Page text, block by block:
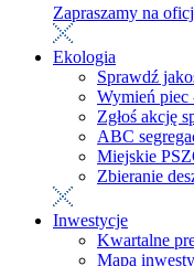
Zapraszamy na
Ekologia
Sprawdź
Wymień piec
Zgłoś akcję
ABC
Miejskie
Zbieranie
Inwestycje
Kwartalne
Mapa